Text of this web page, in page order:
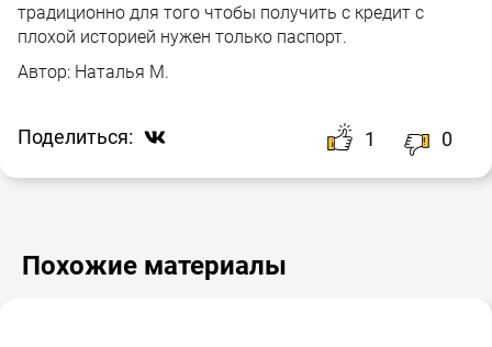
традиционно для того чтобы получить с кредит с
плохой историей нужен только паспорт.
Автор: Наталья М.
Поделиться: 1 0
Похожие материалы